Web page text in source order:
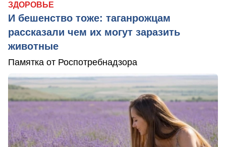
ЗДОРОВЬЕ
И бешенство тоже: таганрожцам
рассказали чем их могут заразить
животные
Памятка от Роспотребнадзора